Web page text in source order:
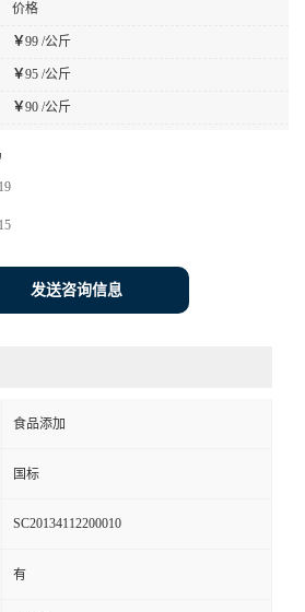
价格
￥99 /公斤
￥95 /公斤
￥90 /公斤
发送咨询信息
食品添加
国标
SC20134112200010
有